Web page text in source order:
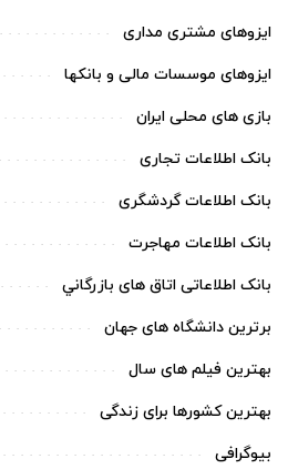
ایزوهای مشتری مداری
ایزوهای موسسات مالی و بانکها
بازی های محلی ایران
بانک اطلاعات تجاری
بانک اطلاعات گردشگری
بانک اطلاعات مهاجرت
بانک اطلاعاتی اتاق های بازرگاني
برترین دانشگاه های جهان
بهترین فیلم های سال
بهترین کشورها برای زندگی
بیوگرافی